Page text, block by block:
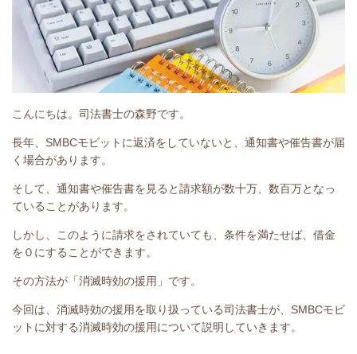
こんにちは。司法書士の森野です。
長年、SMBCモビット に返済をしていないと
、通知書や催告書が届
く場合があります。
そして、通知書や催告書を見ると請求額が数十万、数百万となっ
ていることがあります。
しかし、このように請求をされていても、条件を満たせば、借金
を０にすることができます。
その方法が「消滅時効の援用」です。
今回は、 消滅時効の援用を取り扱っている司法書士が、SMBCモビ
ットに対する消滅時効の援用について説明していきます。